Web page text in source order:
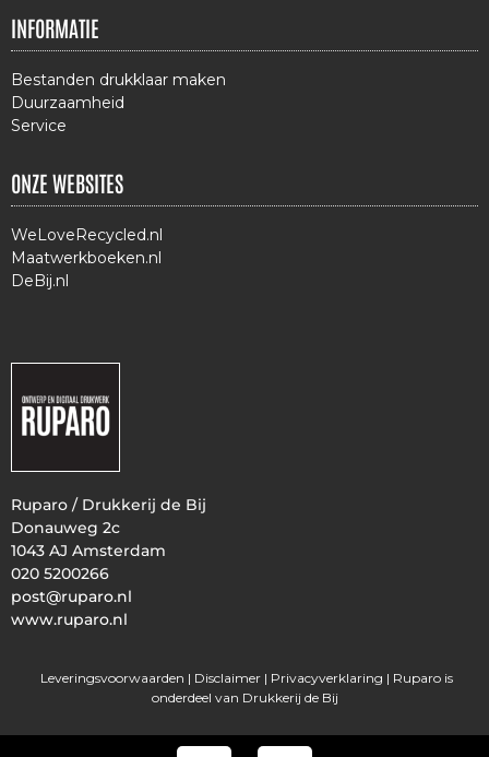
INFORMATIE
Bestanden drukklaar maken
Duurzaamheid
Service
ONZE WEBSITES
WeLoveRecycled.nl
Maatwerkboeken.nl
DeBij.nl
Ruparo / Drukkerij de Bij
Donauweg 2c
1043 AJ Amsterdam
020 5200266
post@ruparo.nl
www.ruparo.nl
Leveringsvoorwaarden | Disclaimer | Privacyverklaring | Ruparo is
onderdeel van Drukkerij de Bij